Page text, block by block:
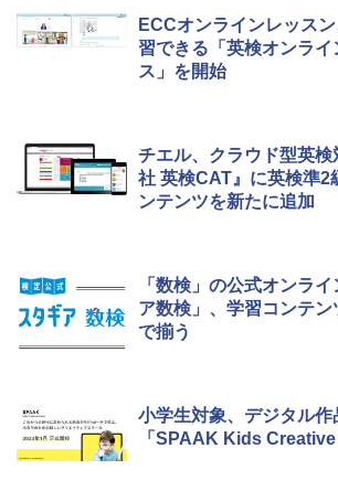
￥26,980
くもん出版(KUMON
￥2,127
OK（重版：10月上旬
￥2,200
￥849
Fernrohr:実験用キャ
ECCオンラインレッス
習できる「英検オンライ
ス」を開始
チエル、クラウド型英
社 英検CAT』に英検準2
ンテンツを新たに追加
「数検」の公式オンラ
ア数検」、学習コンテン
で揃う
小学生対象、デジタル作
「SPAAK Kids